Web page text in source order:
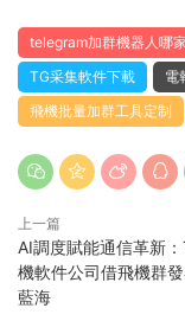
telegram加群機器人哪
TG采集軟件下載
電
飛機批量加群工具定制
上一篇
AI調度賦能通信革新
機軟件公司借飛機群
藍海